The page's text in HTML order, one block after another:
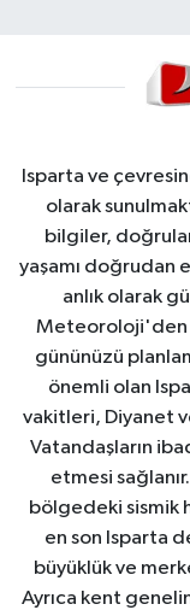
Isparta ve
olarak
bilgiler,
yaşamı doğrudan
anlık olarak
Meteoroloji'den
gününüzü
önemli olan
vakitleri, Diyanet
Vatandaşların
etmesi
bölgedeki sismik
en son Isparta
büyüklük ve
Ayrıca kent